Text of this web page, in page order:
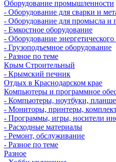
Оборудование промышленности
- Оборудование для сварки и
- Оборудование для промысла и
- Емкостное оборудование
- Оборудование
- Грузоподъемное оборудование
- Разное по теме
Крым Строительный
- Крымский печник
Отдых в Краснодарском крае
Компьютеры и программное
- Компьютеры, ноутбуки,
- Мониторы, принтеры,
- Программы, игры, носители
- Расходные материалы
- Ремонт, обслуживание
- Разное по теме
Разное